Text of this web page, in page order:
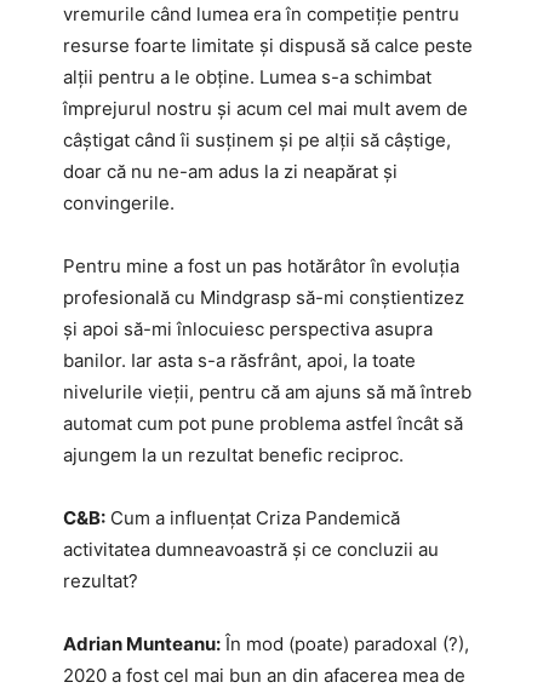
vremurile când lumea era în competiție pentru
resurse foarte limitate și dispusă să calce peste
alții pentru a le obține. Lumea s-a schimbat
împrejurul nostru și acum cel mai mult avem de
câștigat când îi susținem și pe alții să câștige,
doar că nu ne-am adus la zi neapărat și
convingerile.
Pentru mine a fost un pas hotărâtor în evoluția
profesională cu Mindgrasp să-mi conștientizez
și apoi să-mi înlocuiesc perspectiva asupra
banilor. Iar asta s-a răsfrânt, apoi, la toate
nivelurile vieții, pentru că am ajuns să mă întreb
automat cum pot pune problema astfel încât să
ajungem la un rezultat benefic reciproc.
C&B: Cum a influențat Criza Pandemică
activitatea dumneavoastră și ce concluzii au
rezultat?
Adrian Munteanu: În mod (poate) paradoxal (?),
2020 a fost cel mai bun an din afacerea mea de